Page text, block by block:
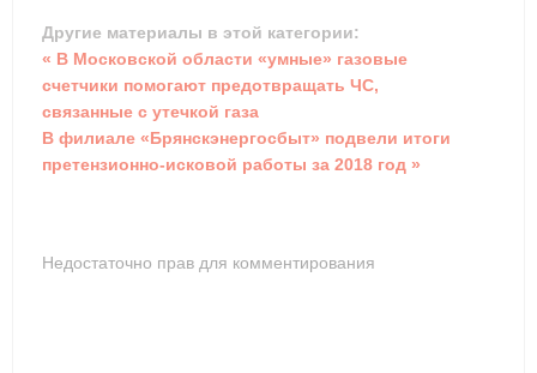
Другие материалы в этой категории:
« В Московской области «умные» газовые
счетчики помогают предотвращать ЧС,
связанные с утечкой газа
В филиале «Брянскэнергосбыт» подвели итоги
претензионно-исковой работы за 2018 год »
Недостаточно прав для комментирования